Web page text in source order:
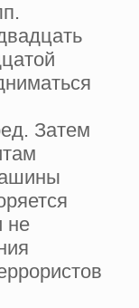
Затем
не